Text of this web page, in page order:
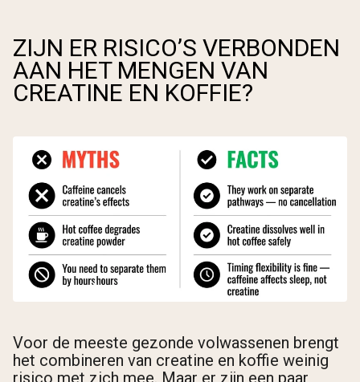
ZIJN ER RISICO’S VERBONDEN
AAN HET MENGEN VAN
CREATINE EN KOFFIE?
Voor de meeste gezonde volwassenen brengt
het combineren van creatine en koffie weinig
risico met zich mee. Maar er zijn een paar